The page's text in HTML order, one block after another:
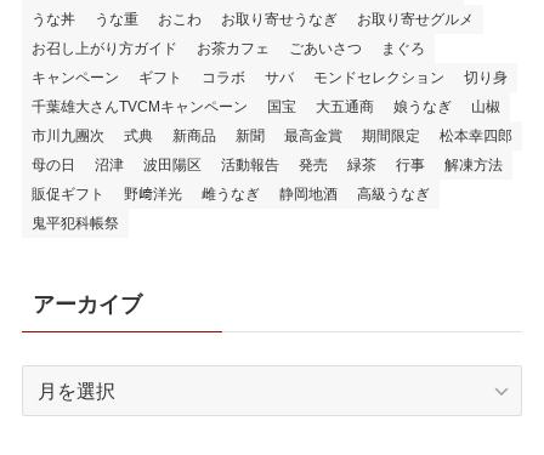
うな丼
うな重 おこわ お取り寄せうなぎ
お取り寄せグルメ
お召し上がり方ガイド
お茶カフェ ごあいさつ
まぐろ
キャンペーン
ギフト コラボ サバ モンドセレクション
切り身
千葉雄大さんTVCMキャンペーン
国宝 大五通商 娘うなぎ
山椒
市川九團次
式典 新商品 新聞 最高金賞 期間限定
松本幸四郎
母の日
沼津 波田陽区 活動報告 発売 緑茶 行事
解凍方法
販促ギフト
野﨑洋光 雌うなぎ 静岡地酒
高級うなぎ
鬼平犯科帳祭
アーカイブ